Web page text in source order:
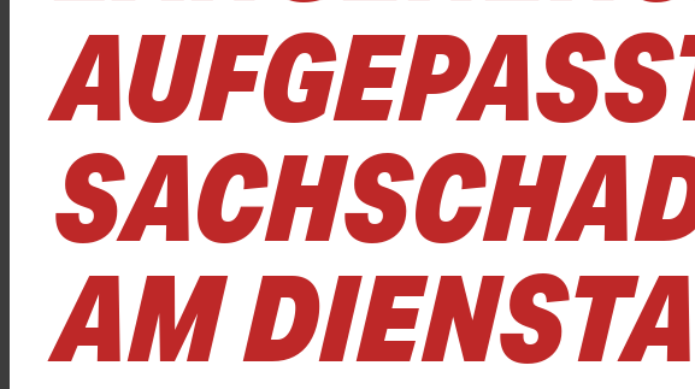
AM